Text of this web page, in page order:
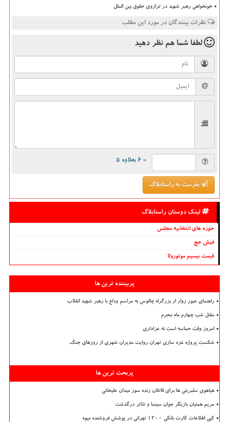
خونخواهی رهبر شهید در ترازوی حقوق بین الملل
نظرات بینندگان در مورد این مطلب
لطفا شما هم نظر دهید
= ۶ بعلاوه ۵
بفرست به راستابلاگ
لینک دوستان راستابلاگ
حوزه های انتخابیه مجلس
فیش حج
قیمت بیسیم موتورولا
پربیننده ترین ها
راهنمای عبور زوار از بزرگراه چالوس به مراسم وداع با رهبر شهید انقلاب
مقتل شب چهارم ماه محرم
امروز وقت حماسه است نه عزاداری
شکست پروژه غزه سازی تهران روایت مدیران شهری از روزهای جنگ
پربحث ترین ها
هیاهوی سلبریتی ها برای قاتلان زنده سوز میدان علیخانی
مریم همتیان بازیگر جوان سینما و تئاتر درگذشت
کپی اطلاعات کارت بانکی ۱۲۰۰ تهرانی در پوشش فروشنده میوه